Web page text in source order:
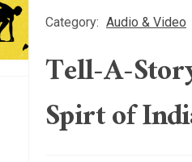
Category: Audio & Video
Tell-A-
Spirt of